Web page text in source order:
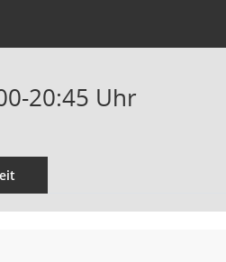
20:45 Uhr